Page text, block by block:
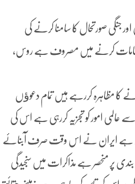
جنگی صورتحال کا سامنا کرنے کی
انتظامات کرنے میں مصروف ہے روس،
کا مظاہرہ کررہے ہیں تمام دعوﺅں
عالمی امور کو تجزیہ کررہی ہے اس کی
ہے ایران نے اس وقت صرف آبنائے
پر منحصر ہے مذاکرات میں سنجیدگی